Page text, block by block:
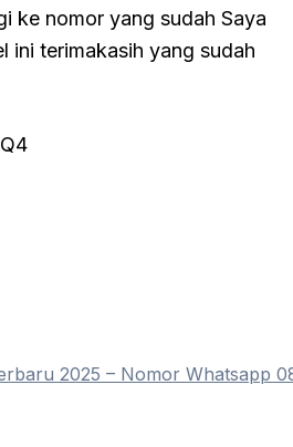
ke nomor yang sudah Saya
ini terimakasih yang sudah
2025 – Nomor Whatsapp